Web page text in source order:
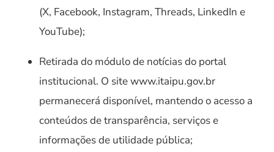
(X, Facebook, Instagram, Threads, LinkedIn e
YouTube);
Retirada do módulo de notícias do portal
institucional. O site www.itaipu.gov.br
permanecerá disponível, mantendo o acesso a
conteúdos de transparência, serviços e
informações de utilidade pública;